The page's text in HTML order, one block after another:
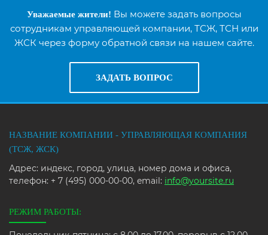
Уважаемые жители! Вы можете задать вопросы
сотрудникам управляющей компании, ТСЖ, ТСН или
ЖСК через форму обратной связи на нашем сайте.
ЗАДАТЬ ВОПРОС
НАЗВАНИЕ КОМПАНИИ - УПРАВЛЯЮЩАЯ КОМПАНИЯ
(ТСЖ, ЖСК)
Адрес: индекс, город, улица, номер дома и офиса,
телефон: + 7 (495) 000-00-00, email: info@yoursite.ru
РЕЖИМ РАБОТЫ: